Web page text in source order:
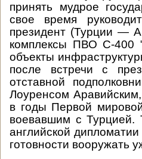
принять мудрое
свое время
президент (Турции —
комплексы ПВО С-400
объекты
после встречи с
отставной
Лоуренсом
в годы Первой
воевавшим с Турцией.
английской
готовности вооружать